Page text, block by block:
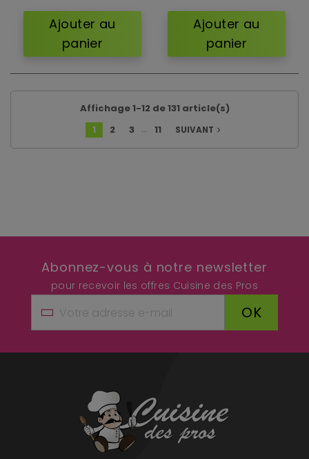
Ajouter au
panier
Ajouter au
panier
Affichage 1-12 de 131 article(s)
1
2 3 … 11 SUIVANT navigate_next
Abonnez-vous à notre newsletter
pour recevoir les offres Cuisine des Pros
OK